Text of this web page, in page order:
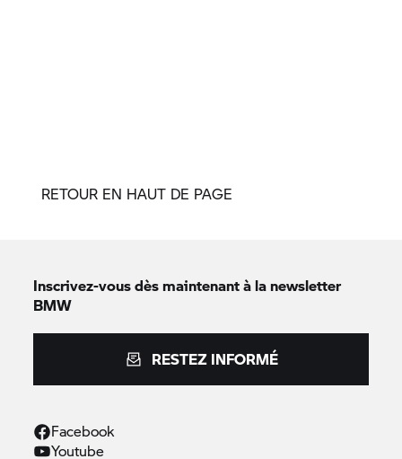
RETOUR EN HAUT DE PAGE
Inscrivez-vous dès maintenant à la newsletter
BMW
RESTEZ INFORMÉ
Facebook
Youtube